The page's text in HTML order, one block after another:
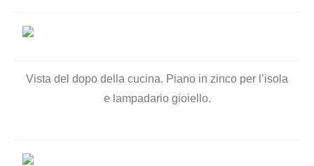
Vista del dopo della cucina. Piano in zinco per l’isola
e lampadario gioiello.